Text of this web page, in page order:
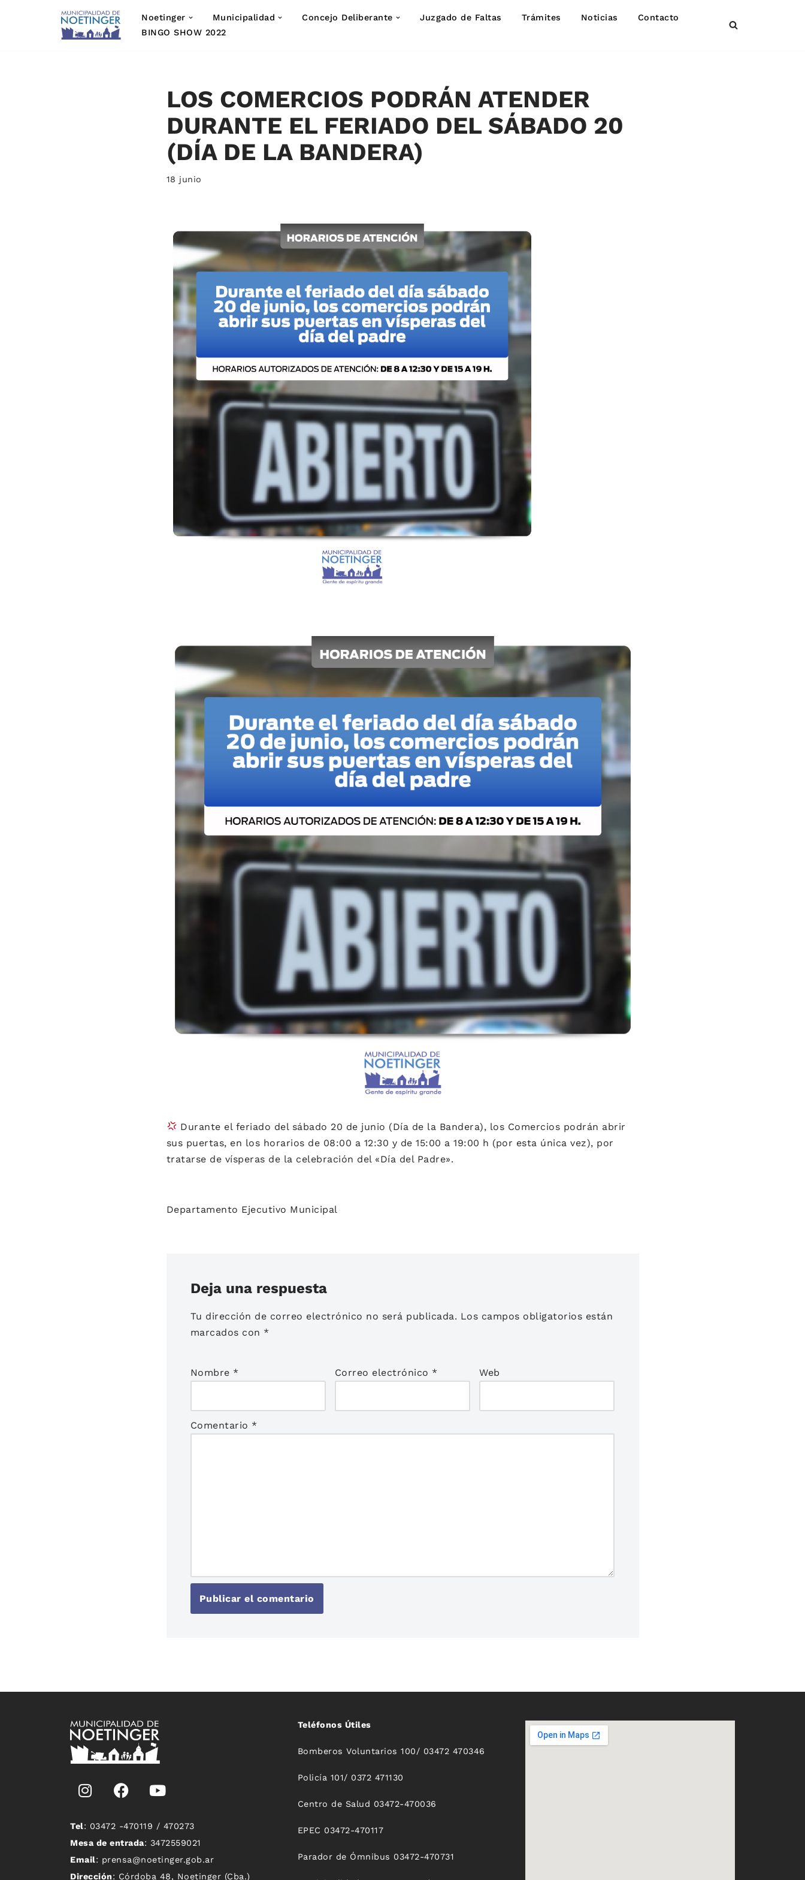
Noetinger Municipalidad Concejo Deliberante Juzgado de Faltas Trámites Noticias
Contacto
BINGO SHOW 2022
LOS COMERCIOS PODRÁN ATENDER
DURANTE EL FERIADO DEL SÁBADO 20
(DÍA DE LA BANDERA)
18 junio
Durante el feriado del sábado 20 de junio (Día de la Bandera), los Comercios podrán abrir
sus puertas, en los horarios de 08:00 a 12:30 y de 15:00 a 19:00 h (por esta única vez), por
tratarse de vísperas de la celebración del «Día del Padre».
Departamento Ejecutivo Municipal
Deja una respuesta
Tu dirección de correo electrónico no será publicada. Los campos obligatorios están
marcados con *
Nombre * Correo electrónico * Web
Comentario *
Tel: 03472 -470119 / 470273
Mesa de entrada: 3472559021
Email: prensa@noetinger.gob.ar
Dirección: Córdoba 48, Noetinger (Cba.)
Teléfonos Útiles
Bomberos Voluntarios 100/ 03472 470346
Policía 101/ 0372 471130
Centro de Salud 03472-470036
EPEC 03472-470117
Parador de Ómnibus 03472-470731